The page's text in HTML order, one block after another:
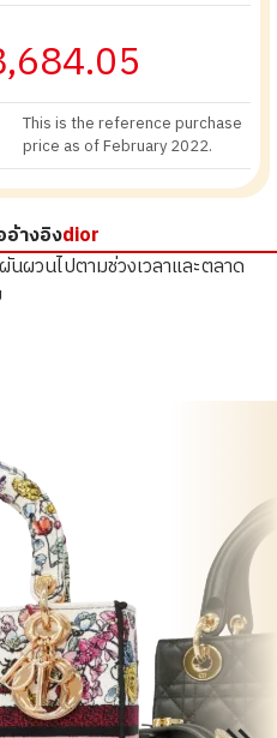
This is the reference purchase
price as of February 2022.
อ้างอิงdior
ผวนไปตามช่วงเวลาและตลาด